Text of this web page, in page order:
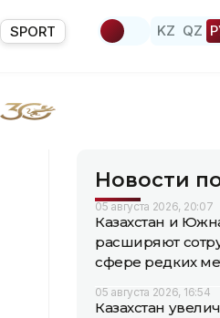
SPORT KZ QZ
Новости
05 августа 2026, 20:07
Казахстан и
расширяют
сфере редких
05 августа 2026, 16:54
Казахстан